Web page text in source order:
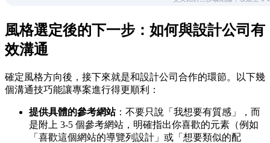
風格選定後的下一步：如何與設計公司有
效溝通
確定風格方向後，接下來就是和設計公司合作的環節。以下幾
個溝通技巧能讓專案進行得更順利：
提供具體的參考網站：不要只說「我想要有質感」，而
是附上 3-5 個參考網站，明確指出你喜歡的元素（例如
「喜歡這個網站的導覽列設計」或「想要類似的配